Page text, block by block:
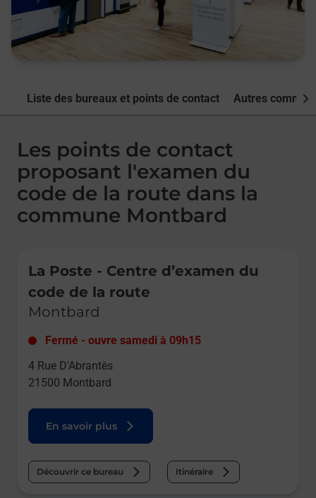
Liste des bureaux et points de contact Autres
Les points de contact
proposant l'examen du
code de la route dans la
commune Montbard
La Poste - Centre d’examen du
code de la route
Montbard
Fermé - ouvre samedi à 09h15
4 Rue D'Abrantès
21500 Montbard
En savoir plus
Découvrir ce bureau Itinéraire